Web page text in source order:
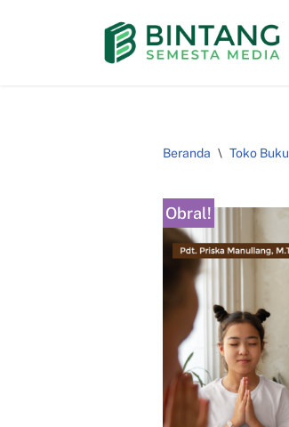
Beranda \ Toko Buku
Obral!